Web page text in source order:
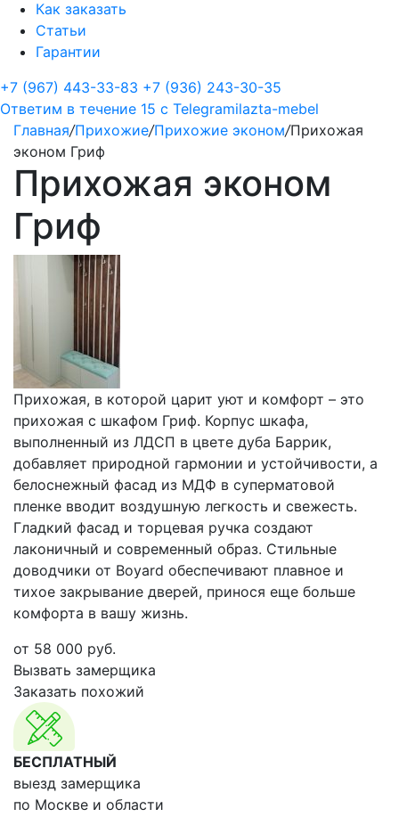
Как заказать
Статьи
Гарантии
+7 (967) 443-33-83 +7 (936) 243-30-35
Ответим в течение 15 с Telegramilazta-mebel
Главная/Прихожие/Прихожие эконом/Прихожая
эконом Гриф
Прихожая эконом
Гриф
Прихожая, в которой царит уют и комфорт – это
прихожая с шкафом Гриф. Корпус шкафа,
выполненный из ЛДСП в цвете дуба Баррик,
добавляет природной гармонии и устойчивости, а
белоснежный фасад из МДФ в суперматовой
пленке вводит воздушную легкость и свежесть.
Гладкий фасад и торцевая ручка создают
лаконичный и современный образ. Стильные
доводчики от Boyard обеспечивают плавное и
тихое закрывание дверей, принося еще больше
комфорта в вашу жизнь.
от 58 000 руб.
Вызвать замерщика
Заказать похожий
БЕСПЛАТНЫЙ
выезд замерщика
по Москве и области